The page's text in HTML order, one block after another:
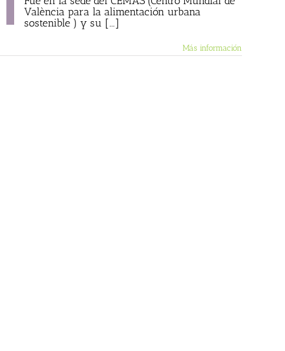
València para la alimentación urbana
sostenible ) y su [...]
Más información